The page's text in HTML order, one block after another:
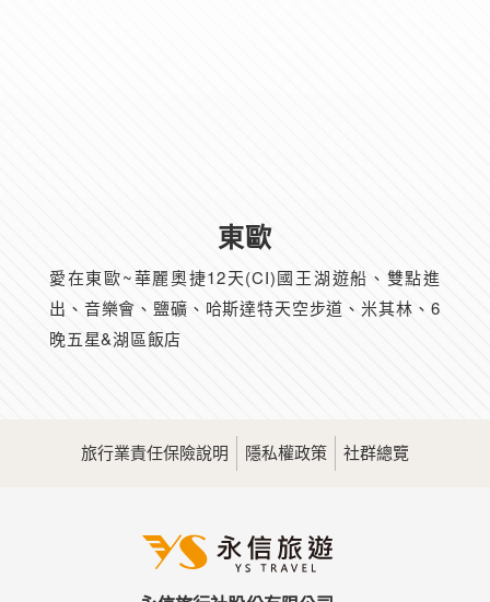
東歐
愛在東歐~華麗奧捷12天(CI)國王湖遊船、雙點進
出、音樂會、鹽礦、哈斯達特天空步道、米其林、6
晚五星&湖區飯店
旅行業責任保險說明 隱私權政策 社群總覽